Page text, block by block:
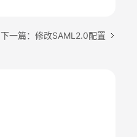
下一篇：修改SAML2.0配置